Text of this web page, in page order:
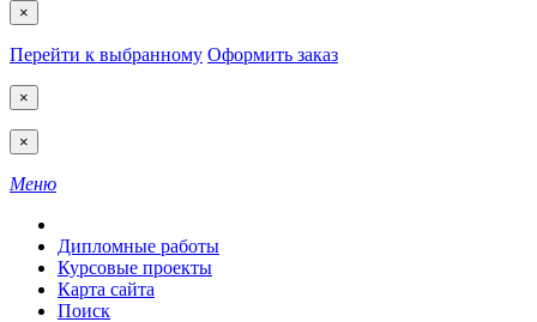
×
Перейти к выбранному Оформить заказ
×
×
Меню
Дипломные работы
Курсовые проекты
Карта сайта
Поиск